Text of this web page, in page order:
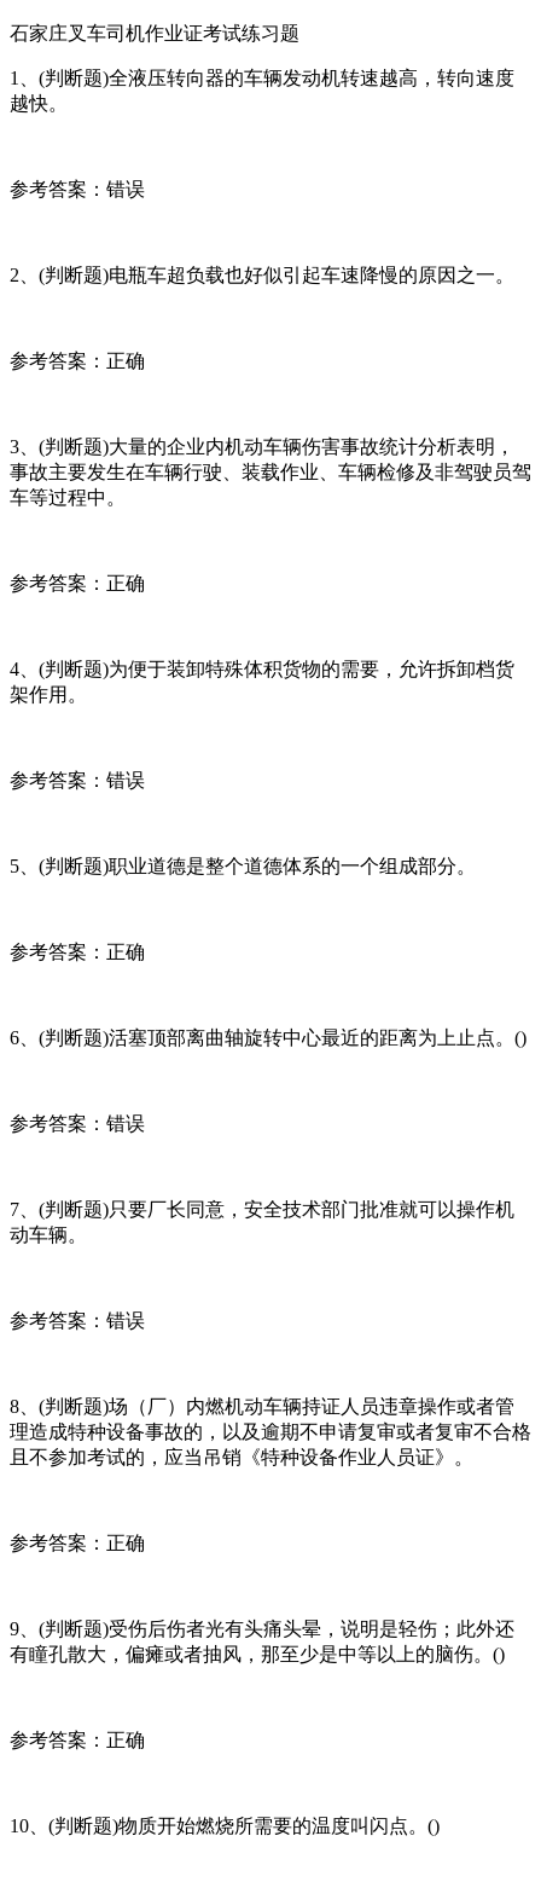
石家庄叉车司机作业证考试练习题
1、(判断题)全液压转向器的车辆发动机转速越高，转向速度
越快。
参考答案：错误
2、(判断题)电瓶车超负载也好似引起车速降慢的原因之一。
参考答案：正确
3、(判断题)大量的企业内机动车辆伤害事故统计分析表明，
事故主要发生在车辆行驶、装载作业、车辆检修及非驾驶员驾
车等过程中。
参考答案：正确
4、(判断题)为便于装卸特殊体积货物的需要，允许拆卸档货
架作用。
参考答案：错误
5、(判断题)职业道德是整个道德体系的一个组成部分。
参考答案：正确
6、(判断题)活塞顶部离曲轴旋转中心最近的距离为上止点。()
参考答案：错误
7、(判断题)只要厂长同意，安全技术部门批准就可以操作机
动车辆。
参考答案：错误
8、(判断题)场（厂）内燃机动车辆持证人员违章操作或者管
理造成特种设备事故的，以及逾期不申请复审或者复审不合格
且不参加考试的，应当吊销《特种设备作业人员证》。
参考答案：正确
9、(判断题)受伤后伤者光有头痛头晕，说明是轻伤；此外还
有瞳孔散大，偏瘫或者抽风，那至少是中等以上的脑伤。()
参考答案：正确
10、(判断题)物质开始燃烧所需要的温度叫闪点。()